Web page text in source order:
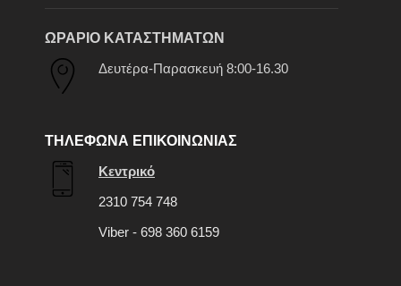
ΩΡΑΡΙΟ ΚΑΤΑΣΤΗΜΑΤΩΝ
Δευτέρα-Παρασκευή 8:00-16.30
ΤΗΛΕΦΩΝΑ ΕΠΙΚΟΙΝΩΝΙΑΣ
Κεντρικό
2310 754 748
Viber - 698 360 6159